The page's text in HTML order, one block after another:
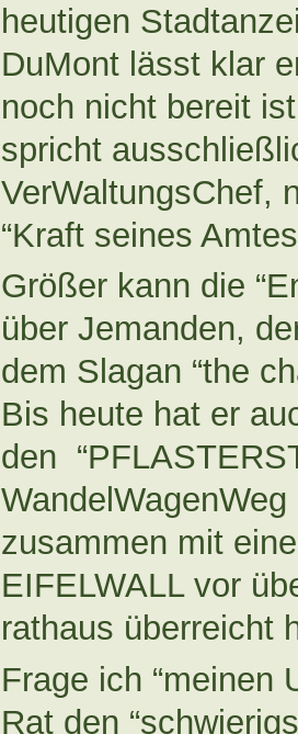
heutigen
DuMont lässt klar
noch nicht bereit
spricht
VerWaltungsChef,
“Kraft seines
Größer kann die
über Jemanden,
dem Slagan “the
Bis heute hat er
den
zusammen mit
EIFELWALL vor
rathaus überreicht
Frage ich “meinen
Rat den